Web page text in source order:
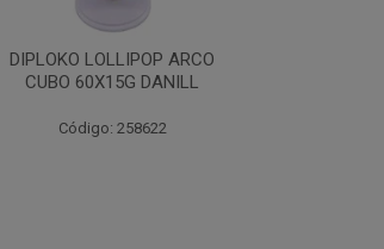
DIPLOKO LOLLIPOP
COGUMELO 60X15G
Código: 258366